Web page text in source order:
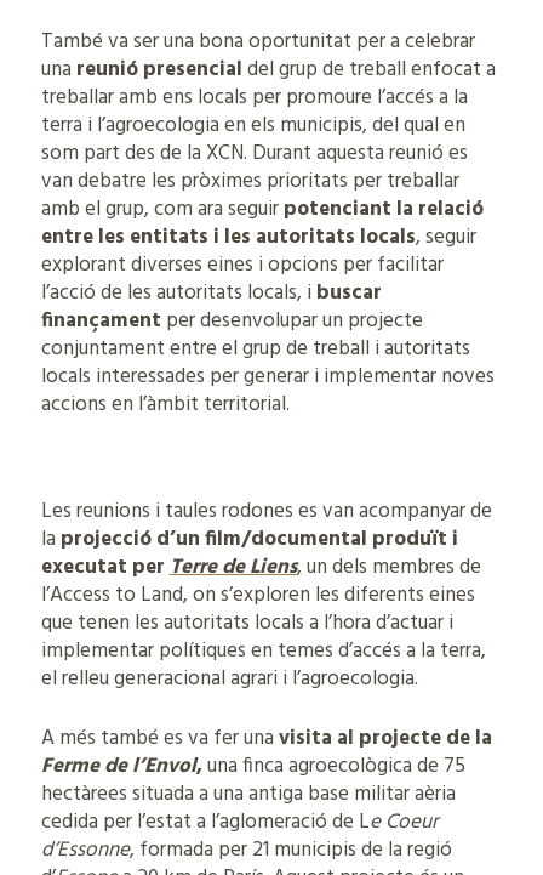
També va ser una bona oportunitat per a celebrar
una reunió presencialdel grup de treball enfocat a
treballar amb ens locals per promoure l’accés a la
terra i l’agroecologia en els municipis, del qual en
som part des de la XCN. Durant aquesta reunió es
van debatre les pròximes prioritats per treballar
amb el grup, com ara seguirpotenciant la relació
entre les entitats i les autoritats locals, seguir
explorant diverses eines i opcions per facilitar
l’acció de les autoritats locals, i buscar
finançament per desenvolupar un projecte
conjuntament entre el grup de treball i autoritats
locals interessades per generar i implementar noves
accions en l’àmbit territorial.
Les reunions i taules rodones es van acompanyar de
la projecció d’un film/documental produït i
executat perTerre de Liens,un dels membres de
l’Access to Land, on s’exploren les diferents eines
que tenen les autoritats locals a l’hora d’actuar i
implementar polítiques en temes d’accés a la terra,
el relleu generacional agrari i l’agroecologia.
A més també es va fer unavisita al projecte de la
Ferme de l’Envol,una finca agroecològica de 75
hectàrees situada a una antiga base militar aèria
cedida per l’estat a l’aglomeració de Le Coeur
d’Essonne, formada per 21 municipis de la regió